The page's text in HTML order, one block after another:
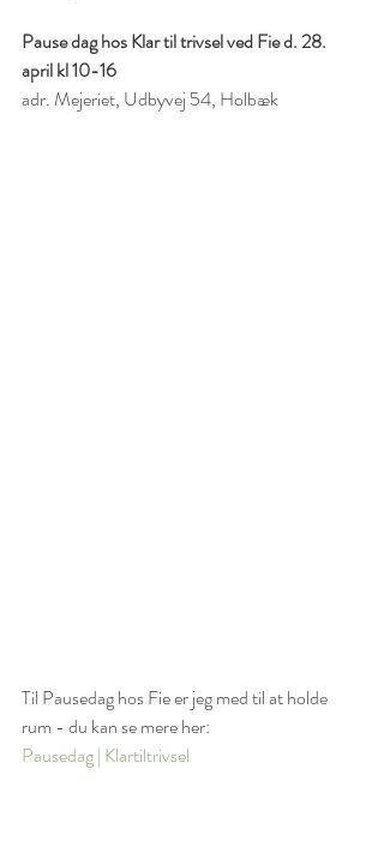
Pause dag hos Klar til trivsel ved Fie d. 28.
april kl 10-16
adr. Mejeriet, Udbyvej 54, Holbæk
Til Pausedag hos Fie er jeg med til at holde
rum - du kan se mere her:
Pausedag | Klartiltrivsel